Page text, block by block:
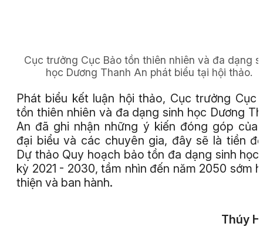
Cục trưởng Cục Bảo tồn thiên nhiên và đa dạng
học Dương Thanh An phát biểu tại hội thảo.
Phát biểu kết luận hội thảo, Cục trưởng Cục
tồn thiên nhiên và đa dạng sinh học Dương
An đã ghi nhận những ý kiến đóng góp của
đại biểu và các chuyên gia, đây sẽ là tiền
Dự thảo Quy hoạch bảo tồn đa dạng sinh học
kỳ 2021 - 2030, tầm nhìn đến năm 2050 sớm
thiện và ban hành.
Thúy